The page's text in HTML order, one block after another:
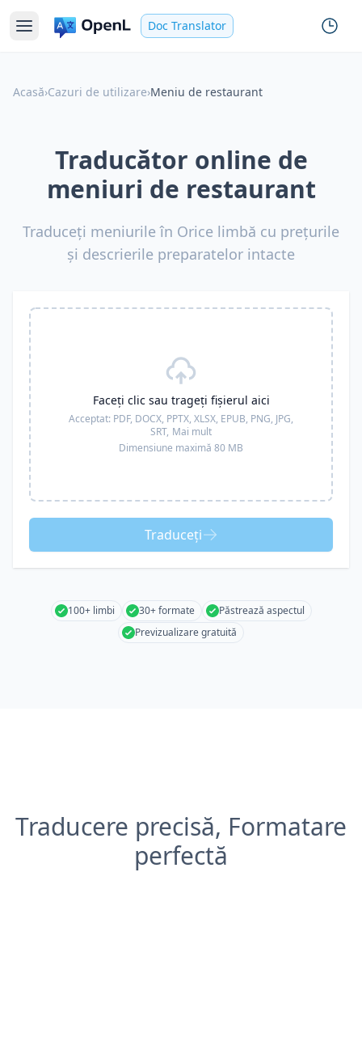
Doc Translator
Acasă›Cazuri de utilizare›Meniu de restaurant
Traducător online de
meniuri de restaurant
Traduceți meniurile în Orice limbă cu prețurile
și descrierile preparatelor intacte
Faceți clic sau trageți fișierul aici
Acceptat: PDF, DOCX, PPTX, XLSX, EPUB, PNG, JPG,
SRT, Mai mult
Dimensiune maximă 80 MB
Traduceți
100+ limbi 30+ formate
Păstrează aspectul
Previzualizare gratuită
Traducere precisă, Formatare
perfectă